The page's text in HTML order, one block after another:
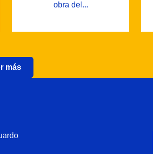
obra del...
más